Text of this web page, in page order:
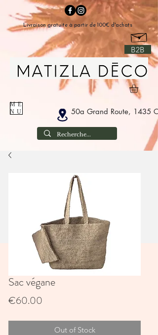
B2B
50a Grand Route, 1435
ME
NU
Livraison gratuite à partir de 100€ d'achats
Sac végane
€60.00
Out of Stock